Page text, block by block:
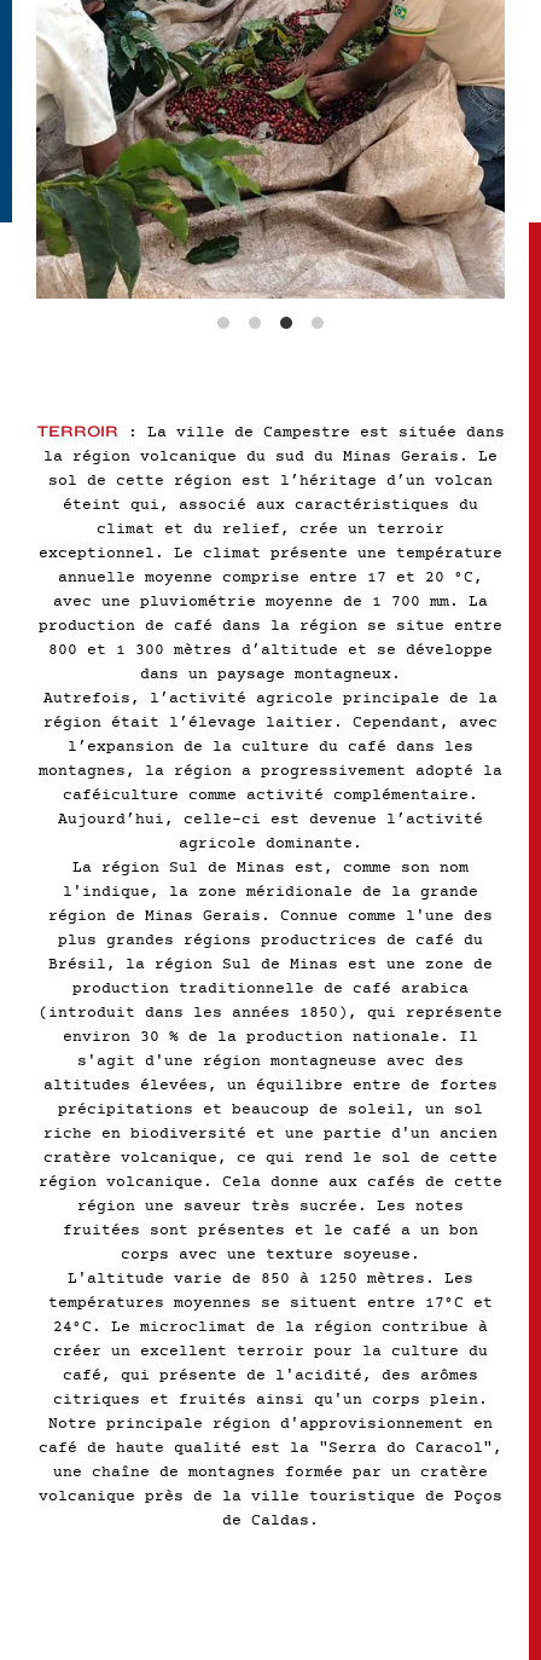
TERROIR : La ville de Campestre est située dans
la région volcanique du sud du Minas Gerais. Le
sol de cette région est l’héritage d’un volcan
éteint qui, associé aux caractéristiques du
climat et du relief, crée un terroir
exceptionnel. Le climat présente une température
annuelle moyenne comprise entre 17 et 20 °C,
avec une pluviométrie moyenne de 1 700 mm. La
production de café dans la région se situe entre
800 et 1 300 mètres d’altitude et se développe
dans un paysage montagneux.
Autrefois, l’activité agricole principale de la
région était l’élevage laitier. Cependant, avec
l’expansion de la culture du café dans les
montagnes, la région a progressivement adopté la
caféiculture comme activité complémentaire.
Aujourd’hui, celle-ci est devenue l’activité
agricole dominante.
La région Sul de Minas est, comme son nom
l'indique, la zone méridionale de la grande
région de Minas Gerais. Connue comme l'une des
plus grandes régions productrices de café du
Brésil, la région Sul de Minas est une zone de
production traditionnelle de café arabica
(introduit dans les années 1850), qui représente
environ 30 % de la production nationale. Il
s'agit d'une région montagneuse avec des
altitudes élevées, un équilibre entre de fortes
précipitations et beaucoup de soleil, un sol
riche en biodiversité et une partie d'un ancien
cratère volcanique, ce qui rend le sol de cette
région volcanique. Cela donne aux cafés de cette
région une saveur très sucrée. Les notes
fruitées sont présentes et le café a un bon
corps avec une texture soyeuse.
L'altitude varie de 850 à 1250 mètres. Les
températures moyennes se situent entre 17°C et
24°C. Le microclimat de la région contribue à
créer un excellent terroir pour la culture du
café, qui présente de l'acidité, des arômes
citriques et fruités ainsi qu'un corps plein.
Notre principale région d'approvisionnement en
café de haute qualité est la "Serra do Caracol",
une chaîne de montagnes formée par un cratère
volcanique près de la ville touristique de Poços
de Caldas.